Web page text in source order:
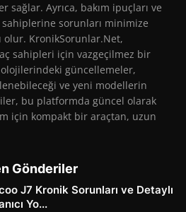
sağlar. Ayrıca, bakım ipuçları ve
sorunları minimize
olur. KronikSorunlar.Net,
sahipleri için vazgeçilmez bir
güncellemeler,
ve yeni modellerin
bu platformda güncel olarak
için kompakt bir araçtan, uzun
Gönderiler
J7 Kronik Sorunları ve Detaylı
Yo...